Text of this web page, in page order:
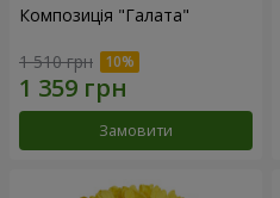
Композиція "Галата"
1 510 грн
Замовити